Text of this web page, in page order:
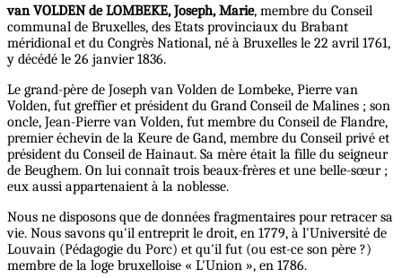
van VOLDEN de LOMBEKE, Joseph, Marie, membre du Conseil
communal de Bruxelles, des Etats provinciaux du Brabant
méridional et du Congrès National, né à Bruxelles le 22 avril 1761,
y décédé le 26 janvier 1836.
Le grand-père de Joseph van Volden de Lombeke, Pierre van
Volden, fut greffier et président du Grand Conseil de Malines ; son
oncle, Jean-Pierre van Volden, fut membre du Conseil de Flandre,
premier échevin de la Keure de Gand, membre du Conseil privé et
président du Conseil de Hainaut. Sa mère était la fille du seigneur
de Beughem. On lui connaît trois beaux-frères et une belle-sœur ;
eux aussi appartenaient à la noblesse.
Nous ne disposons que de données fragmentaires pour retracer sa
vie. Nous savons qu'il entreprit le droit, en 1779, à l'Université de
Louvain (Pédagogie du Porc) et qu'il fut (ou est-ce son père ?)
membre de la loge bruxelloise « L'Union », en 1786.